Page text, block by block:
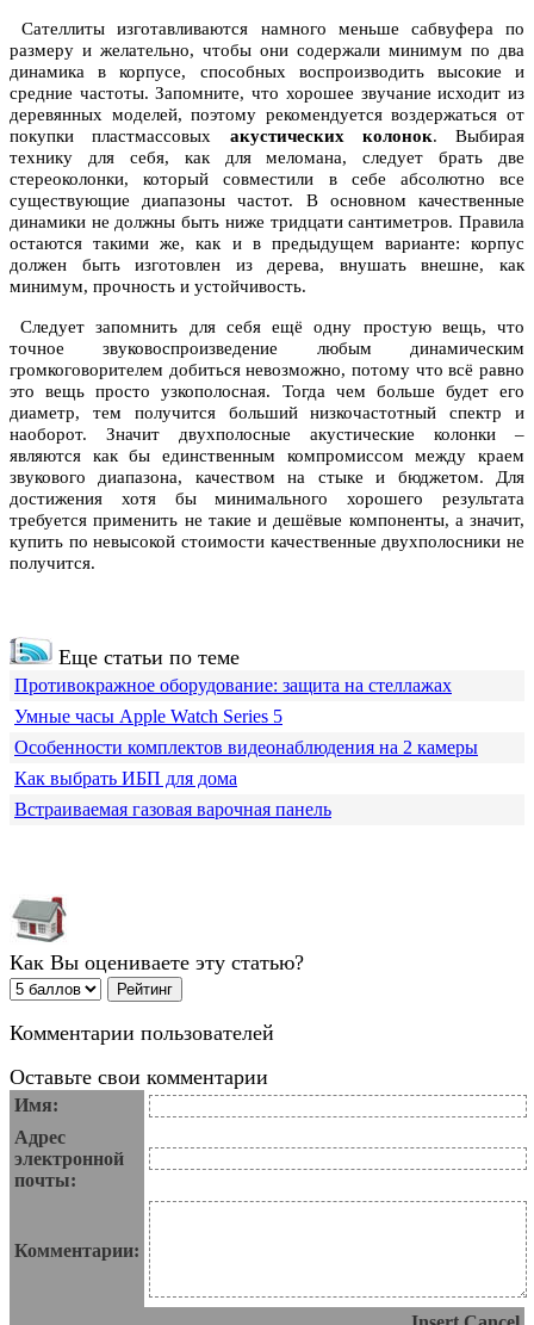
Сателлиты изготавливаются намного меньше сабвуфера по
размеру и желательно, чтобы они содержали минимум по два
динамика в корпусе, способных воспроизводить высокие и
средние частоты. Запомните, что хорошее звучание исходит из
деревянных моделей, поэтому рекомендуется воздержаться от
покупки пластмассовых акустических колонок. Выбирая
технику для себя, как для меломана, следует брать две
стереоколонки, который совместили в себе абсолютно все
существующие диапазоны частот. В основном качественные
динамики не должны быть ниже тридцати сантиметров. Правила
остаются такими же, как и в предыдущем варианте: корпус
должен быть изготовлен из дерева, внушать внешне, как
минимум, прочность и устойчивость.
Следует запомнить для себя ещё одну простую вещь, что
точное звуковоспроизведение любым динамическим
громкоговорителем добиться невозможно, потому что всё равно
это вещь просто узкополосная. Тогда чем больше будет его
диаметр, тем получится больший низкочастотный спектр и
наоборот. Значит двухполосные акустические колонки –
являются как бы единственным компромиссом между краем
звукового диапазона, качеством на стыке и бюджетом. Для
достижения хотя бы минимального хорошего результата
требуется применить не такие и дешёвые компоненты, а значит,
купить по невысокой стоимости качественные двухполосники не
получится.
Еще статьи по теме
Противокражное оборудование: защита на стеллажах
Умные часы Apple Watch Series 5
Особенности комплектов видеонаблюдения на 2 камеры
Как выбрать ИБП для дома
Встраиваемая газовая варочная панель
Как Вы оцениваете эту статью?
Комментарии пользователей
Оставьте свои комментарии
Имя:
Адрес
электронной
почты:
Комментарии: